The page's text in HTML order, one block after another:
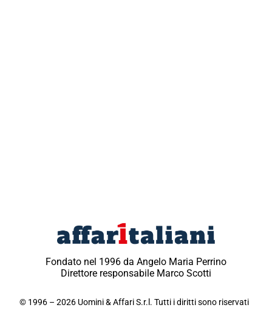
Fondato nel 1996 da Angelo Maria Perrino
Direttore responsabile Marco Scotti
© 1996 – 2026 Uomini & Affari S.r.l. Tutti i diritti sono riservati